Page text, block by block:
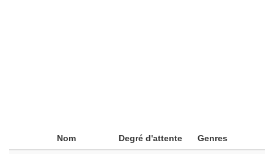
Nom Degré d'attente Genres